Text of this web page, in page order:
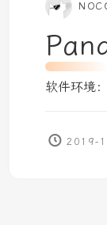
软件环境
2019-